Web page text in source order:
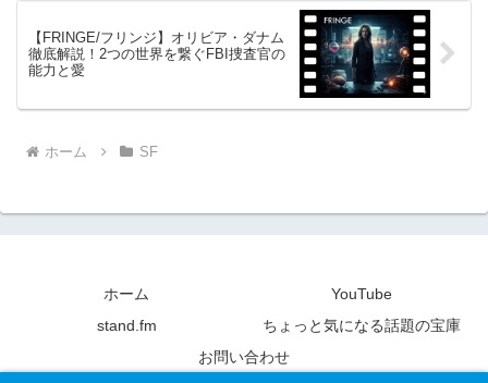
【FRINGE/フリンジ】オリビア・ダナム
徹底解説！2つの世界を繋ぐFBI捜査官の
能力と愛
ホーム SF
ホーム
YouTube
stand.fm
ちょっと気になる話題の宝庫
お問い合わせ